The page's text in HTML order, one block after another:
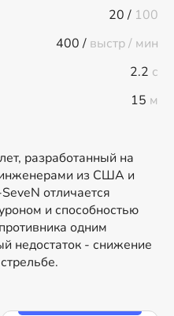
20 / 100
400 / выстр / мин
2.2 с
15 м
разработанный на
из США и
отличается
и способностью
одним
недостаток - снижение